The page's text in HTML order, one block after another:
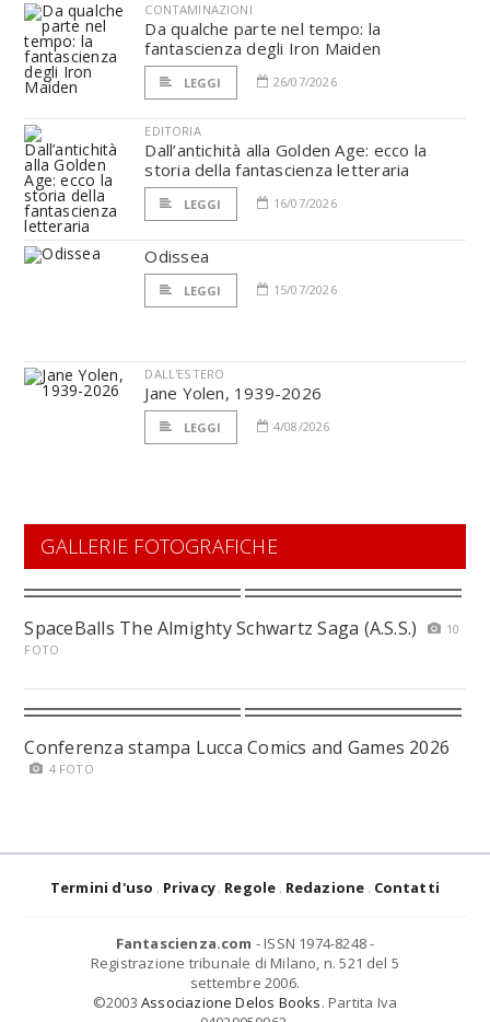
CONTAMINAZIONI
Da qualche parte nel tempo: la
fantascienza degli Iron Maiden
LEGGI 26/07/2026
EDITORIA
Dall’antichità alla Golden Age: ecco la
storia della fantascienza letteraria
LEGGI 16/07/2026
Odissea
LEGGI 15/07/2026
DALL'ESTERO
Jane Yolen, 1939-2026
LEGGI 4/08/2026
GALLERIE FOTOGRAFICHE
SpaceBalls The Almighty Schwartz Saga (A.S.S.)
10
FOTO
Conferenza stampa Lucca Comics and Games 2026
4 FOTO
Termini d'uso Privacy Regole Redazione Contatti
Fantascienza.com - ISSN 1974-8248 -
Registrazione tribunale di Milano, n. 521 del 5
settembre 2006.
©2003 Associazione Delos Books. Partita Iva